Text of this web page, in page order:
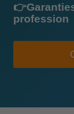
profession